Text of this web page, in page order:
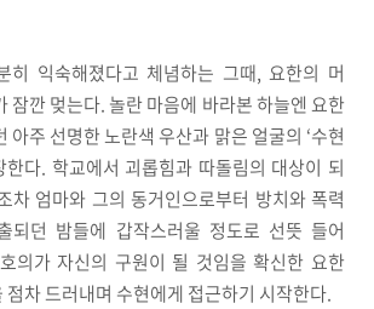
히 익숙해졌다고 체념하는 그때, 요한의 머
잠깐 멎는다. 놀란 마음에 바라본 하늘엔 요한
아주 선명한 노란색 우산과 맑은 얼굴의 ‘수현
한다. 학교에서 괴롭힘과 따돌림의 대상이 되
차 엄마와 그의 동거인으로부터 방치와 폭력
되던 밤들에 갑작스러울 정도로 선뜻 들어
의가 자신의 구원이 될 것임을 확신한 요한
점차 드러내며 수현에게 접근하기 시작한다.